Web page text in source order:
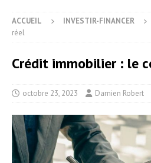
ACCUEIL INVESTIR-FINANCER
réel
Crédit immobilier : le
octobre 23, 2023 Damien Robert